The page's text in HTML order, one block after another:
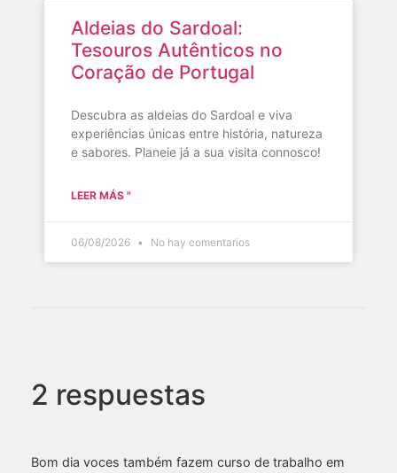
Aldeias do Sardoal:
Tesouros Autênticos no
Coração de Portugal
Descubra as aldeias do Sardoal e viva
experiências únicas entre história, natureza
e sabores. Planeie já a sua visita connosco!
LEER MÁS "
06/08/2026 No hay comentarios
2 respuestas
Bom dia voces também fazem curso de trabalho em